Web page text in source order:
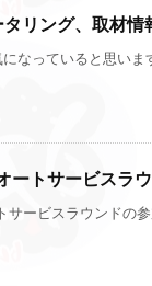
リング、取材情
なっていると思い
ートサービスラ
サービスラウンドの